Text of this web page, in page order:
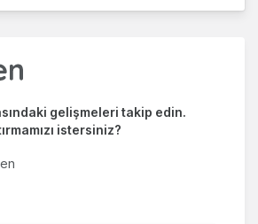
gelişmeleri takip edin.
istersiniz?